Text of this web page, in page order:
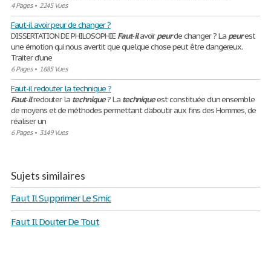
4 Pages• 2245 Vues
Faut-il avoir peur de changer ?
DISSERTATION DE PHILOSOPHIEFaut-ilavoirpeurde changer ? La peurest
une émotion qui nous avertit que quelque chose peut être dangereux.
Traiter d’une
6 Pages• 1685 Vues
Faut-il redouter la technique ?
Faut-ilredouter la technique? La techniqueest constituée d’un ensemble
de moyens et de méthodes permettant d’aboutir aux fins des Hommes, de
réaliser un
6 Pages• 3149 Vues
Sujets similaires
Faut Il Supprimer Le Smic
Faut Il Douter De Tout